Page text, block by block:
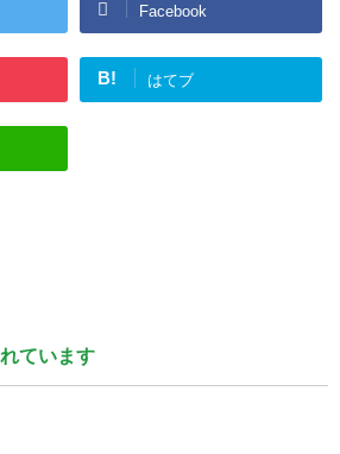
Facebook
B! はてブ
ています